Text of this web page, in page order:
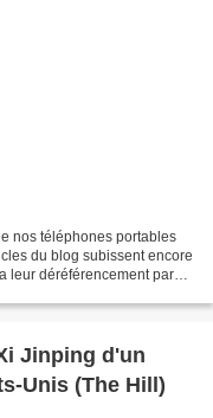
nos téléphones portables
du blog subissent encore
leur déréférencement par
Jinping d'un
Unis (The Hill)